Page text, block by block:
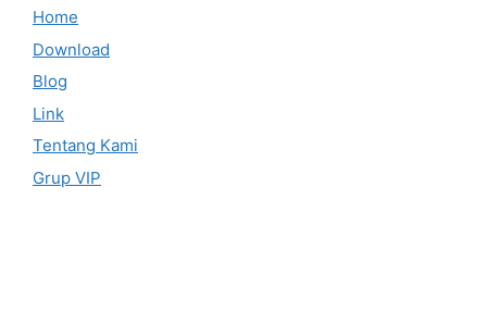
Home
Download
Blog
Link
Tentang Kami
Grup VIP